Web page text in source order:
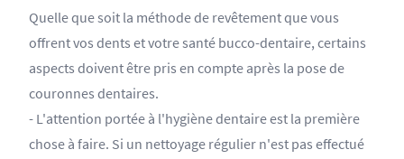
Quelle que soit la méthode de revêtement que vous
offrent vos dents et votre santé bucco-dentaire, certains
aspects doivent être pris en compte après la pose de
couronnes dentaires.
- L'attention portée à l'hygiène dentaire est la première
chose à faire. Si un nettoyage régulier n'est pas effectué